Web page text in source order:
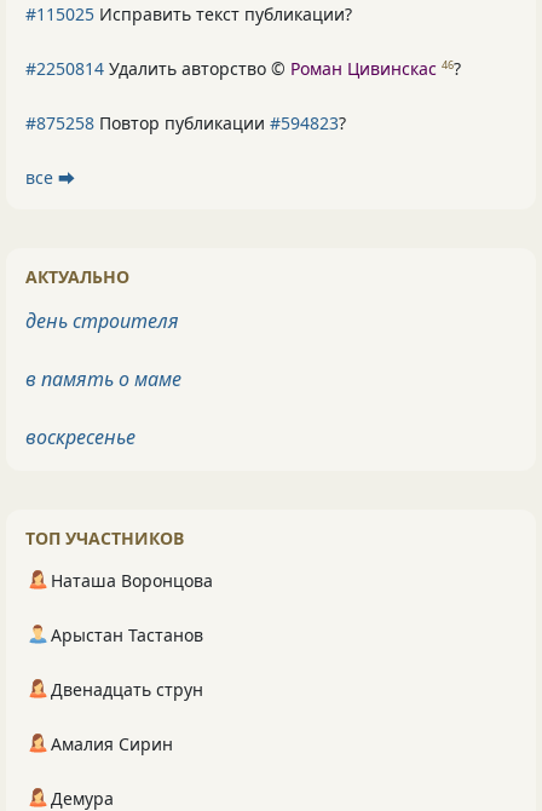
#115025 Исправить текст публикации?
#2250814 Удалить авторство © Роман Цивинскас 46?
#875258 Повтор публикации #594823?
все ⮕
АКТУАЛЬНО
день строителя
в память о маме
воскресенье
ТОП УЧАСТНИКОВ
Наташа Воронцова
Арыстан Тастанов
Двенадцать струн
Амалия Сирин
Демура